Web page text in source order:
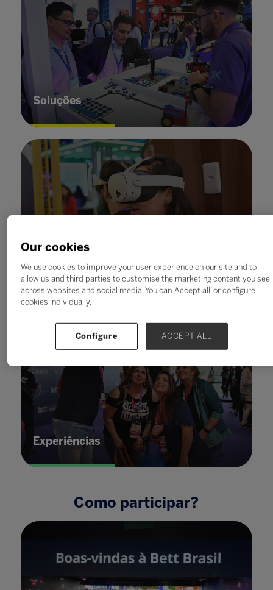
Soluções
Inovação
Experiências
Como participar?
Our cookies
We use cookies to improve your user experience on our site and to
allow us and third parties to customise the marketing content you see
across websites and social media. You can ‘Accept all’ or configure
cookies individually.
Configure ACCEPT ALL